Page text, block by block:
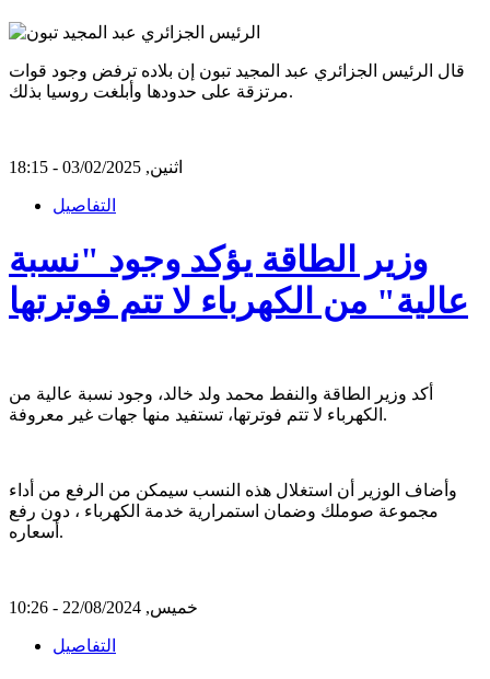
قال الرئيس الجزائري عبد المجيد تبون إن بلاده ترفض وجود قوات
مرتزقة على حدودها وأبلغت روسيا بذلك.
اثنين, 03/02/2025 - 18:15
التفاصيل
وزير الطاقة يؤكد وجود "نسبة
عالية" من الكهرباء لا تتم فوترتها
أكد وزير الطاقة والنفط محمد ولد خالد، وجود نسبة عالية من
الكهرباء لا تتم فوترتها، تستفيد منها جهات غير معروفة.
وأضاف الوزير أن استغلال هذه النسب سيمكن من الرفع من أداء
مجموعة صوملك وضمان استمرارية خدمة الكهرباء ، دون رفع
أسعاره.
خميس, 22/08/2024 - 10:26
التفاصيل